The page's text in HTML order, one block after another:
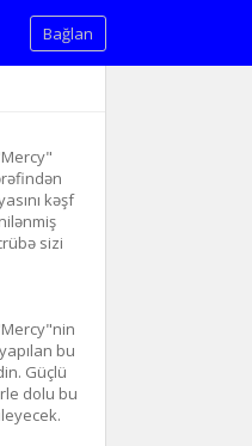
Bağlan
kəşf
sizi
bu
Güçlü
dolu bu